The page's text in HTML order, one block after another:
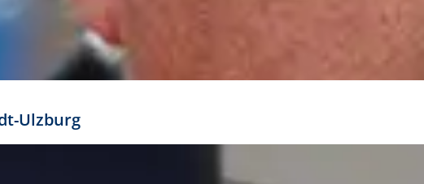
Ulzburg